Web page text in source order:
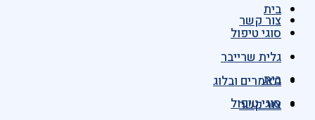
בית
סוגי טיפול
גלית שרייבר
מאמרים ובלוג
צור קשר
צור קשר
בית
סוגי טיפול